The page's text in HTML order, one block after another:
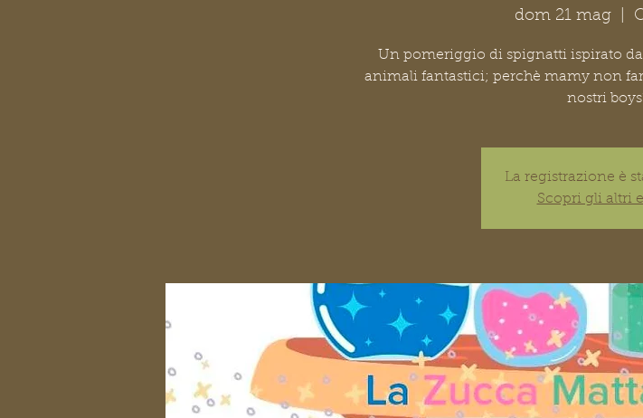
dom 21 mag
Un pomeriggio di spignatti ispirato
animali fantastici; perchè mamy non
nostri
La registrazione è
Scopri gli altri